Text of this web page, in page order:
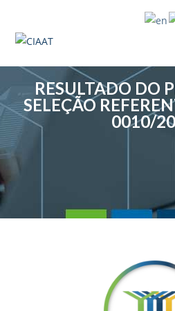
RESULTADO DO
SELEÇÃO
0010/